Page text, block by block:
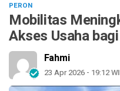
PERON
Mobilitas
Akses Usaha
Fahmi
23 Apr 2026 - 19:12